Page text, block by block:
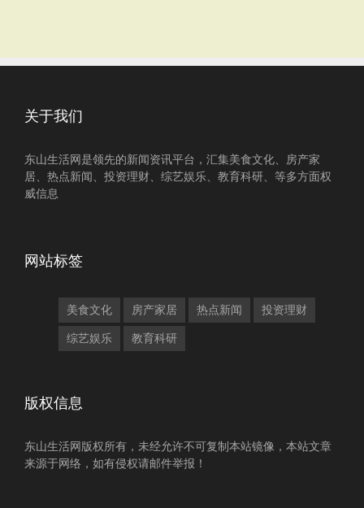
关于我们
东山生活网是领先的新闻资讯平台，汇集美食文化、房产家
居、热点新闻、投资理财、综艺娱乐、教育科研、等多方面权
威信息
网站标签
美食文化 房产家居 热点新闻 投资理财
综艺娱乐 教育科研
版权信息
东山生活网版权所有，未经允许不可复制本站镜像，本站文章
来源于网络，如有侵权请邮件举报！